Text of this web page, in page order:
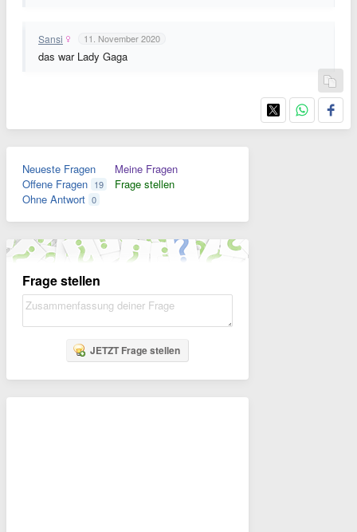
Sansi 11. November 2020
das war Lady Gaga
Neueste Fragen
Offene Fragen 19
Ohne Antwort 0
Meine Fragen
Frage stellen
Frage stellen
JETZT Frage stellen